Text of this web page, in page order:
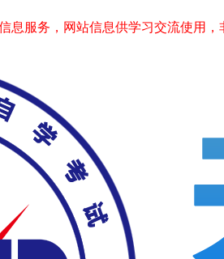
服务，网站信息供学习交流使用，